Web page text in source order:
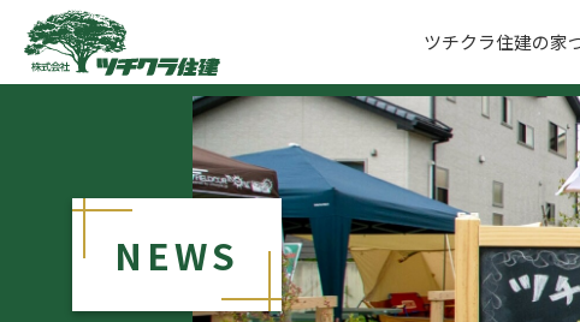
ツチクラ住建の家
NEWS